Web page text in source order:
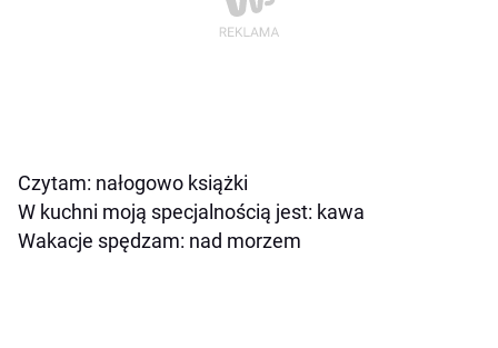
Czytam: nałogowo książki
W kuchni moją specjalnością jest: kawa
Wakacje spędzam: nad morzem